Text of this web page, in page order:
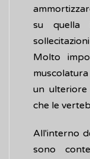
su quella
Molto
un
che le
All'interno
sono